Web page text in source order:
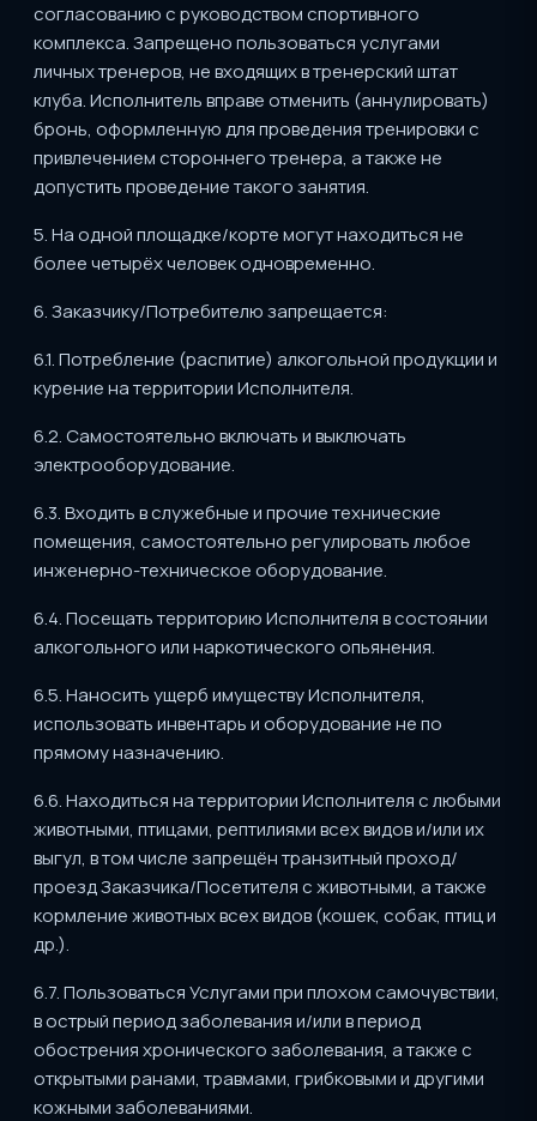
согласованию с руководством спортивного
комплекса. Запрещено пользоваться услугами
личных тренеров, не входящих в тренерский штат
клуба. Исполнитель вправе отменить (аннулировать)
бронь, оформленную для проведения тренировки с
привлечением стороннего тренера, а также не
допустить проведение такого занятия.
5. На одной площадке/корте могут находиться не
более четырёх человек одновременно.
6. Заказчику/Потребителю запрещается:
6.1. Потребление (распитие) алкогольной продукции и
курение на территории Исполнителя.
6.2. Самостоятельно включать и выключать
электрооборудование.
6.3. Входить в служебные и прочие технические
помещения, самостоятельно регулировать любое
инженерно-техническое оборудование.
6.4. Посещать территорию Исполнителя в состоянии
алкогольного или наркотического опьянения.
6.5. Наносить ущерб имуществу Исполнителя,
использовать инвентарь и оборудование не по
прямому назначению.
6.6. Находиться на территории Исполнителя с любыми
животными, птицами, рептилиями всех видов и/или их
выгул, в том числе запрещён транзитный проход/
проезд Заказчика/Посетителя с животными, а также
кормление животных всех видов (кошек, собак, птиц и
др.).
6.7. Пользоваться Услугами при плохом самочувствии,
в острый период заболевания и/или в период
обострения хронического заболевания, а также с
открытыми ранами, травмами, грибковыми и другими
кожными заболеваниями.